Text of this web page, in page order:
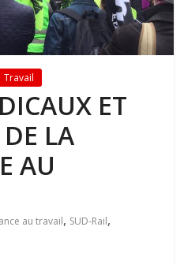
Travail
ET
LA
AU
au travail, SUD-Rail,